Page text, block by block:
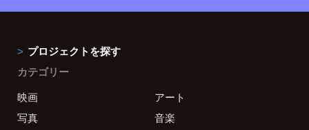
プロジェクトを探す
カテゴリー
映画
アート
写真
音楽